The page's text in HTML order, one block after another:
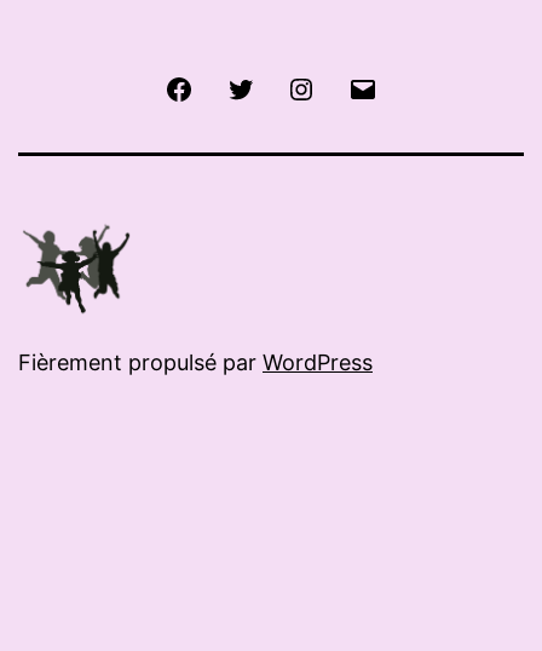
FacebookTwitter Instagram
Fièrement propulsé par WordPress